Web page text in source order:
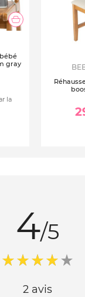
gray
la
4/5
2 avis